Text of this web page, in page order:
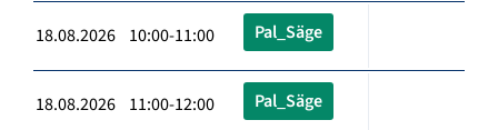
18.08.2026 10:00-11:00 Pal_Säge
18.08.2026 11:00-12:00 Pal_Säge